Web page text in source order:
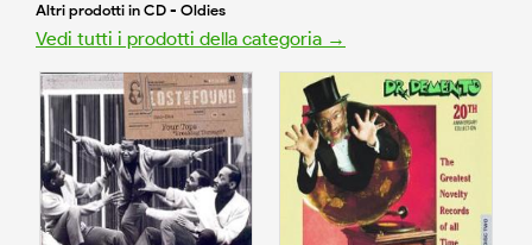
Altri prodotti in CD - Oldies
Vedi tutti i prodotti della categoria →